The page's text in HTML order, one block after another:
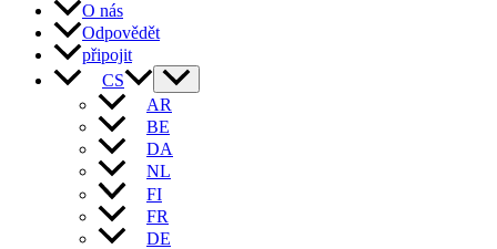
O nás
Odpovědět
připojit
CS
AR
BE
DA
NL
FI
FR
DE